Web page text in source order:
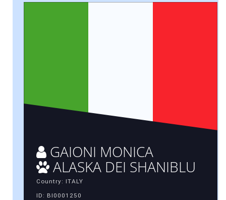
GAIONI MONICA
ALASKA DEI SHANIBLU
Country: ITALY
ID: BI0001250